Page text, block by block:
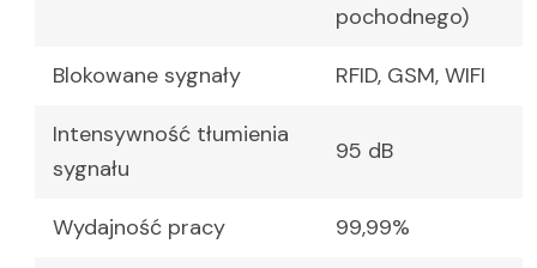
pochodnego)
Blokowane sygnały RFID, GSM, WIFI
Intensywność tłumienia
sygnału
95 dB
Wydajność pracy 99,99%